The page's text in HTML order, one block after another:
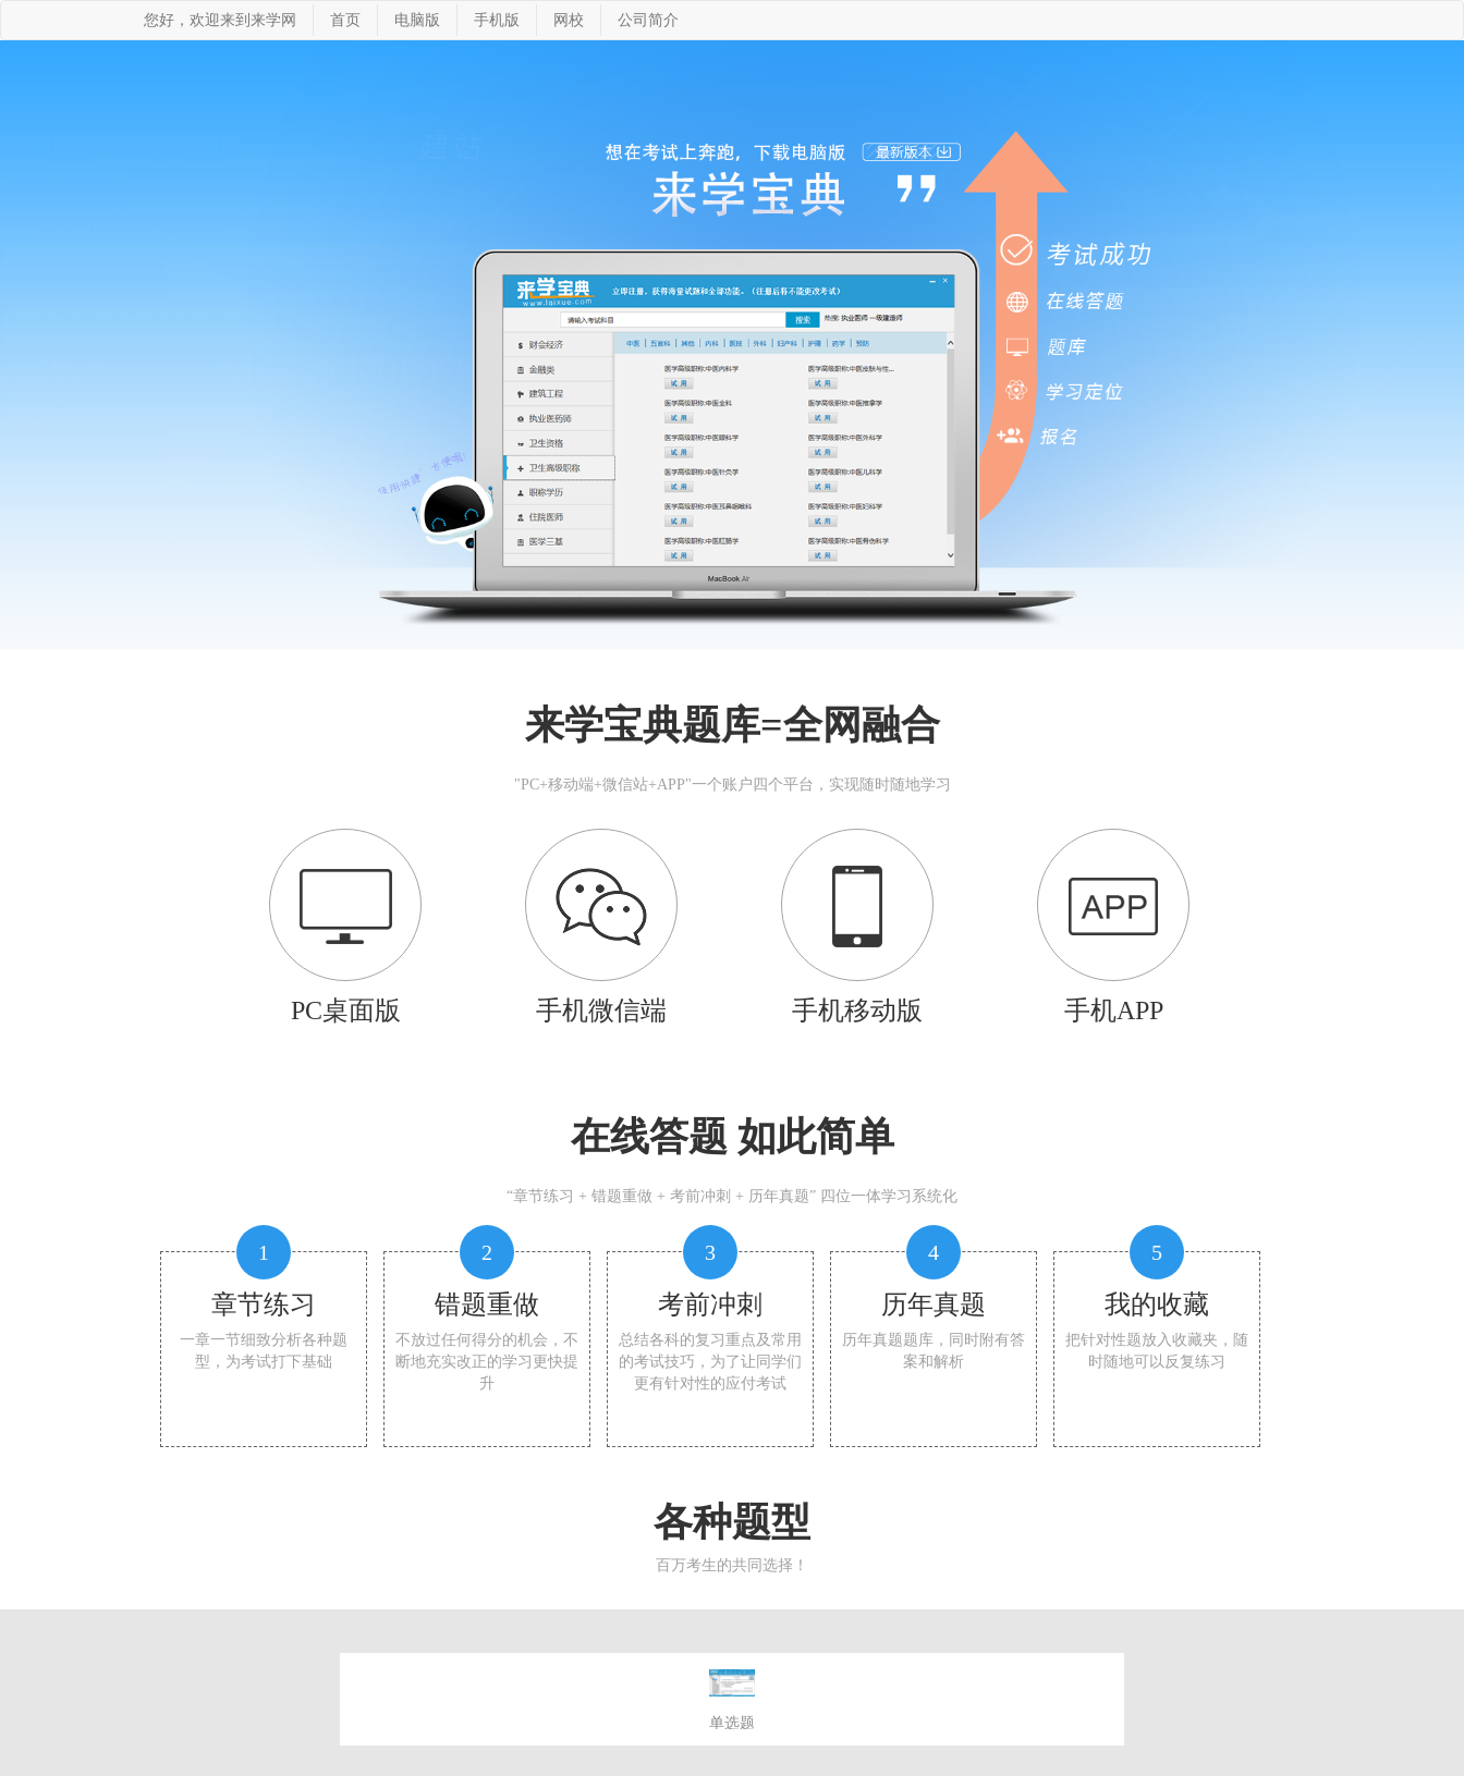
您好，欢迎来到来学网 首页 电脑版 手机版 网校 公司简介
来学宝典题库=全网融合
"PC+移动端+微信站+APP"一个账户四个平台，实现随时随地学习
PC桌面版 手机微信端 手机移动版 手机APP
在线答题 如此简单
“章节练习 + 错题重做 + 考前冲刺 + 历年真题” 四位一体学习系统化
1
章节练习
一章一节细致分析各种题
型，为考试打下基础
2
错题重做
不放过任何得分的机会，不
断地充实改正的学习更快提
升
3
考前冲刺
总结各科的复习重点及常用
的考试技巧，为了让同学们
更有针对性的应付考试
4
历年真题
历年真题题库，同时附有答
案和解析
5
我的收藏
把针对性题放入收藏夹，随
时随地可以反复练习
各种题型
百万考生的共同选择！
单选题
选择题